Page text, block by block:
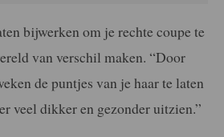
bijwerken om je rechte coupe te
van verschil maken. “Door
de puntjes van je haar te laten
veel dikker en gezonder uitzien.”